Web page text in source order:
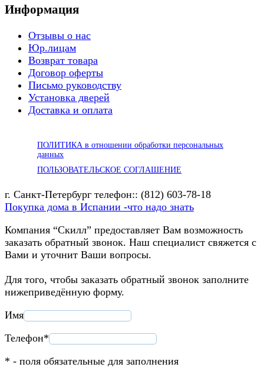
Информация
Отзывы о нас
Юр.лицам
Возврат товара
Договор оферты
Письмо руководству
Установка дверей
Доставка и оплата
ПОЛИТИКА в отношении обработки персональных
данных
ПОЛЬЗОВАТЕЛЬСКОЕ СОГЛАШЕНИЕ
г. Санкт-Петербург телефон:: (812) 603-78-18
Покупка дома в Испании -что надо знать
Компания “Скилл” предоставляет Вам возможность
заказать обратный звонок. Наш специалист свяжется с
Вами и уточнит Ваши вопросы.
Для того, чтобы заказать обратный звонок заполните
нижеприведённую форму.
Имя
Телефон*
* - поля обязательные для заполнения